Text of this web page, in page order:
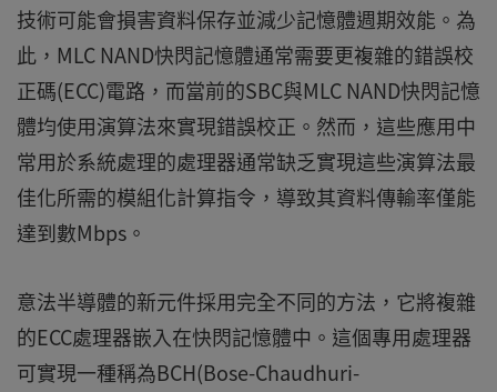
技術可能會損害資料保存並減少記憶體週期效能。為
此，MLC NAND快閃記憶體通常需要更複雜的錯誤校
正碼(ECC)電路，而當前的SBC與MLC NAND快閃記憶
體均使用演算法來實現錯誤校正。然而，這些應用中
常用於系統處理的處理器通常缺乏實現這些演算法最
佳化所需的模組化計算指令，導致其資料傳輸率僅能
達到數Mbps。
意法半導體的新元件採用完全不同的方法，它將複雜
的ECC處理器嵌入在快閃記憶體中。這個專用處理器
可實現一種稱為BCH(Bose-Chaudhuri-